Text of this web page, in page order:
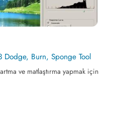
Dodge, Burn, Sponge Tool
ve matlaştırma yapmak için